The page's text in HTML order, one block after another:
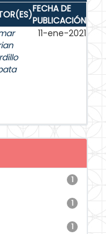
FECHA DE
PUBLICACIÓN
11-ene-2021
1
1
1